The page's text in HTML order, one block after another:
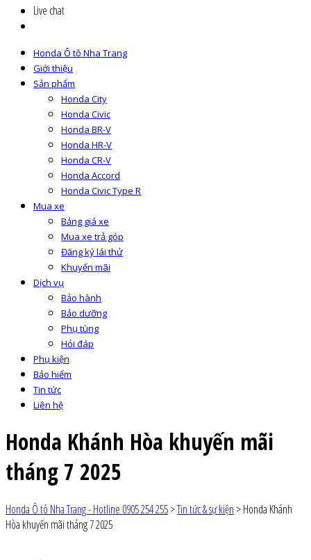
Live chat
Honda Ô tô Nha Trang
Giới thiệu
Sản phẩm
Honda City
Honda Civic
Honda BR-V
Honda HR-V
Honda CR-V
Honda Accord
Honda Civic Type R
Mua xe
Bảng giá xe
Mua xe trả góp
Đăng ký lái thử
Khuyến mãi
Dịch vụ
Bảo hành
Bảo dưỡng
Phụ tùng
Hỏi đáp
Phụ kiện
Bảo hiểm
Tin tức
Liên hệ
Honda Khánh Hòa khuyến mãi
tháng 7 2025
Honda Ô tô Nha Trang - Hotline 0905 254 255>Tin tức & sự kiện >Honda Khánh
Hòa khuyến mãi tháng 7 2025